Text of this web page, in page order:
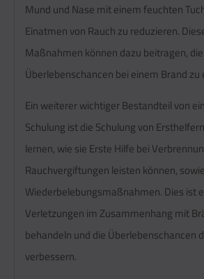
Mund und Nase mit einem feuchten
Einatmen von Rauch zu reduzieren.
Maßnahmen können dazu beitragen, die
Überlebenschancen bei einem Brand zu
Ein weiterer wichtiger Bestandteil von
Schulung ist die Schulung von
lernen, wie sie Erste Hilfe bei
Rauchvergiftungen leisten können,
Wiederbelebungsmaßnahmen. Dies ist
Verletzungen im Zusammenhang mit
behandeln und die Überlebenschancen
verbessern.